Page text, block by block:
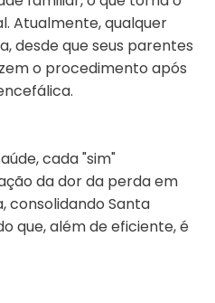
Atualmente, qualquer
desde que seus parentes
o procedimento após
cada "sim"
da dor da perda em
consolidando Santa
que, além de eficiente, é